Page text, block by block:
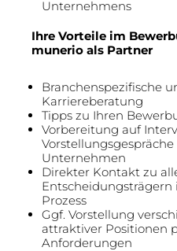
Unternehmens
Ihre Vorteile im
munerio als Partner
Branchenspezifische
Karriereberatung
Tipps zu Ihren
Vorbereitung auf
Unternehmen
Direkter Kontakt zu
Prozess
Ggf. Vorstellung
attraktiver Positionen
Anforderungen